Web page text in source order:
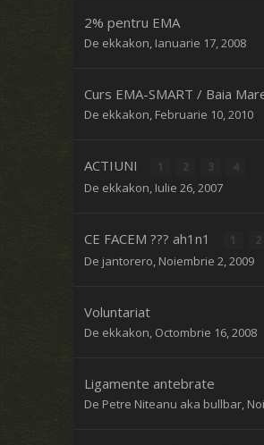
2% pentru EMA
De ekkakon, Ianuarie 17, 2008
Curs EMA-SMART / Baia
De ekkakon, Februarie 10, 2010
ACTIUNI
De ekkakon, Iulie 26, 2007
CE FACEM ??? ah1n1
De jantorero, Noiembrie 2, 2009
Voluntariat
De ekkakon, Octombrie 16, 2008
Ligamente antebrate
De Petre Niteanu aka bullbar,